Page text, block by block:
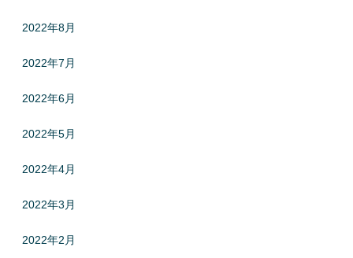
2022年8月
2022年7月
2022年6月
2022年5月
2022年4月
2022年3月
2022年2月